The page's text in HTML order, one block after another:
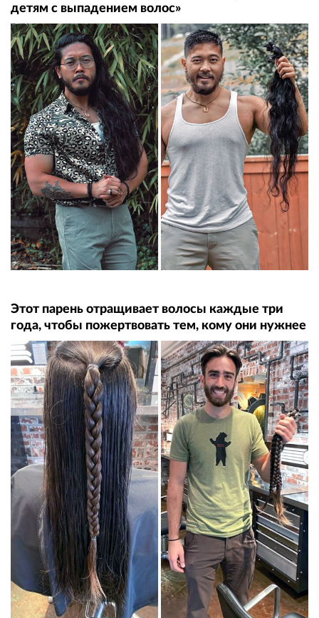
детям с выпадением волос»
Этот парень отращивает волосы каждые три
года, чтобы пожертвовать тем, кому они нужнее